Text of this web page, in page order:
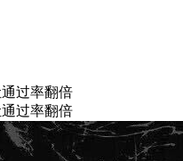
过率翻倍
过率翻倍